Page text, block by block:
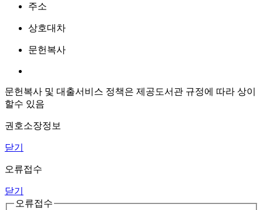
주소
상호대차
문헌복사
문헌복사 및 대출서비스 정책은 제공도서관 규정에 따라 상이
할수 있음
권호소장정보
닫기
오류접수
닫기
오류접수